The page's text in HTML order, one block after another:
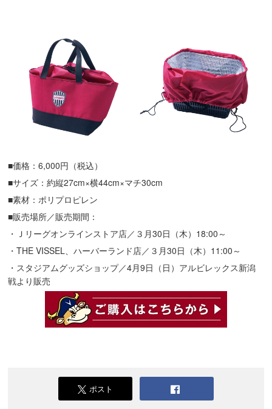
■価格：6,000円（税込）
■サイズ：約縦27cm×横44cm×マチ30cm
■素材：ポリプロピレン
■販売場所／販売期間：
・Ｊリーグオンラインストア店／３月30日（木）18:00～
・THE VISSEL、ハーバーランド店／３月30日（木）11:00～
・スタジアムグッズショップ／4月9日（日）アルビレックス新潟
戦より販売
ポスト